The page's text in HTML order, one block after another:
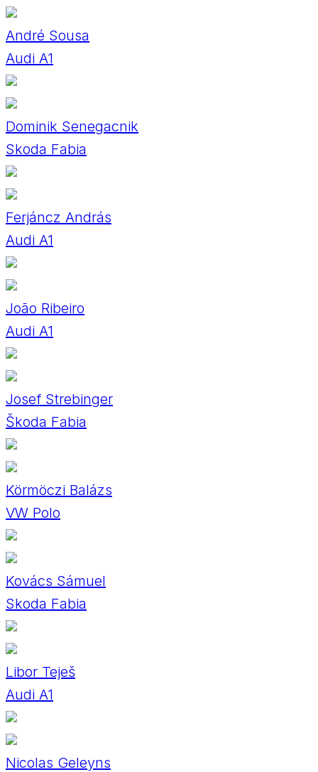
André Sousa
Audi A1
Dominik Senegacnik
Skoda Fabia
Ferjáncz András
Audi A1
João Ribeiro
Audi A1
Josef Strebinger
Škoda Fabia
Körmöczi Balázs
VW Polo
Kovács Sámuel
Skoda Fabia
Libor Teješ
Audi A1
Nicolas Geleyns